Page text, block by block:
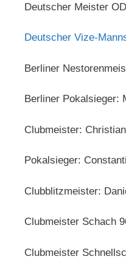
Deutscher Meister
Deutscher Vize-
Berliner
Berliner Pokalsieger:
Clubmeister:
Pokalsieger:
Clubblitzmeister:
Clubmeister Schach
Clubmeister